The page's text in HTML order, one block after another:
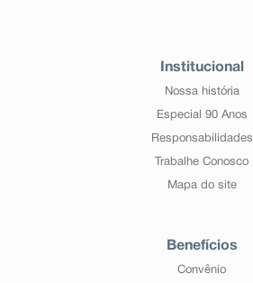
Institucional
Nossa história
Especial 90 Anos
Responsabilidades
Trabalhe Conosco
Mapa do site
Benefícios
Convênio